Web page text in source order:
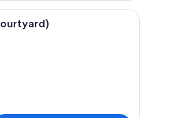
en bois foncé, un oreiller blanc et un
Une chambre avec deux lits, une table de